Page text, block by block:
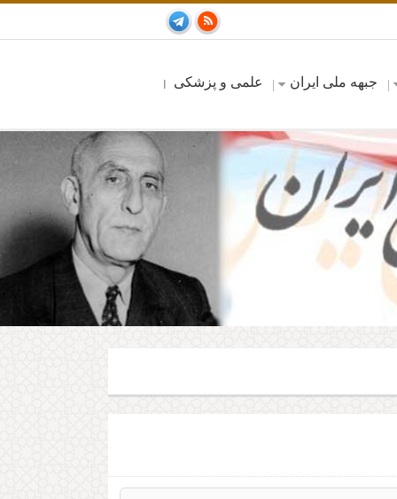
جبهه ملی ایران علمی و پزشکی